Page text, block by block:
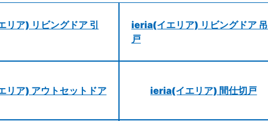
ア) リビングドア 引
ieria(イエリア) リビングドア 吊
戸
リア) アウトセットドア ieria(イエリア) 間仕切戸